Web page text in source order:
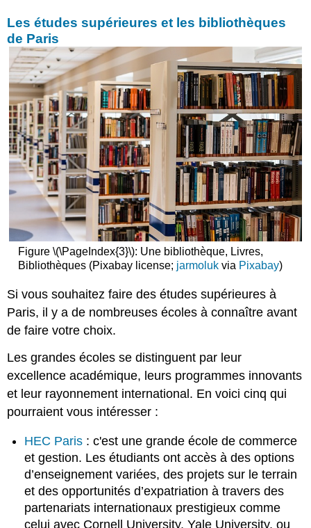
Les études supérieures et les bibliothèques
de Paris
Figure \(\PageIndex{3}\): Une bibliothèque, Livres,
Bibliothèques (Pixabay license; jarmolukvia Pixabay)
Si vous souhaitez faire des études supérieures à
Paris, il y a de nombreuses écoles à connaître avant
de faire votre choix.
Les grandes écoles se distinguent par leur
excellence académique, leurs programmes innovants
et leur rayonnement international. En voici cinq qui
pourraient vous intéresser :
HEC Paris : c'est une grande école de commerce
et gestion. Les étudiants ont accès à des options
d’enseignement variées, des projets sur le terrain
et des opportunités d’expatriation à travers des
partenariats internationaux prestigieux comme
celui avec Cornell University, Yale University, ou